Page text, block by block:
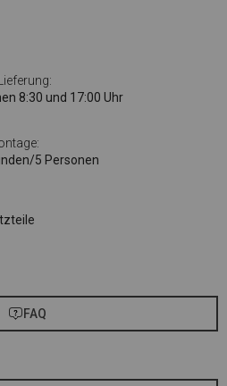
8:30 und 17:00 Uhr
5 Personen
FAQ